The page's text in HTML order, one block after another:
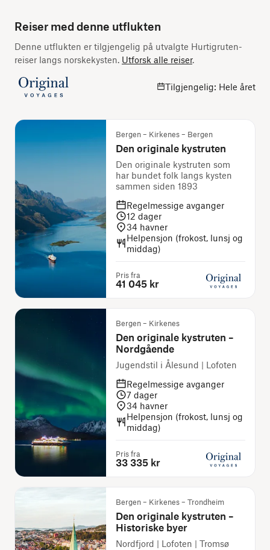
Reiser med denne utflukten
Denne utflukten er tilgjengelig på utvalgte Hurtigruten-
reiser langs norskekysten. Utforsk alle reiser.
Tilgjengelig: Hele året
Bergen – Kirkenes – Bergen
Den originale kystruten
Den originale kystruten som
har bundet folk langs kysten
sammen siden 1893
Regelmessige avganger
12 dager
34 havner
Helpensjon (frokost, lunsj og
middag)
Pris fra
41 045 kr
Bergen – Kirkenes
Den originale kystruten –
Nordgående
Jugendstil i Ålesund | Lofoten
Regelmessige avganger
7 dager
34 havner
Helpensjon (frokost, lunsj og
middag)
Pris fra
33 335 kr
Bergen – Kirkenes – Trondheim
Den originale kystruten –
Historiske byer
Nordfjord | Lofoten | Tromsø